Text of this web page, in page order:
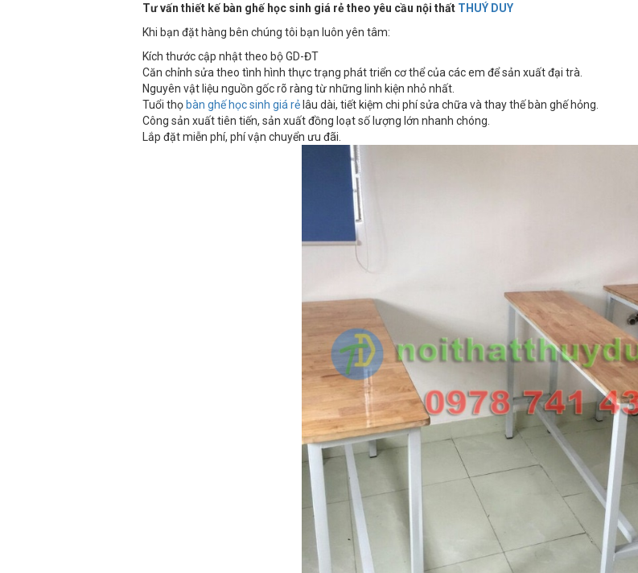
Tư vấn thiết kế bàn ghế học sinh giá rẻ theo yêu cầu nội thất THUÝ DUY
Khi bạn đặt hàng bên chúng tôi bạn luôn yên tâm:
Kích thước cập nhật theo bộ GD-ĐT
Căn chỉnh sửa theo tình hình thực trạng phát triển cơ thể của các em để sản xuất đại trà.
Nguyên vật liệu nguồn gốc rõ ràng từ những linh kiện nhỏ nhất.
Tuổi thọ bàn ghế học sinh giá rẻ lâu dài, tiết kiệm chi phí sửa chữa và thay thế bàn ghế hỏng.
Công sản xuất tiên tiến, sản xuất đồng loạt số lượng lớn nhanh chóng.
Lắp đặt miễn phí, phí vận chuyển ưu đãi.